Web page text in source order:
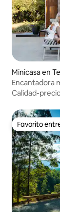
Minicasa en
Encantadora
Calidad-
Favorito
Favorito